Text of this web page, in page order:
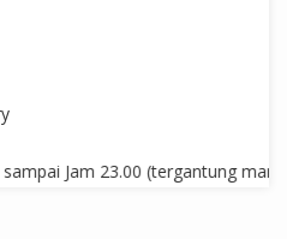
23.00 (tergantung mana yg